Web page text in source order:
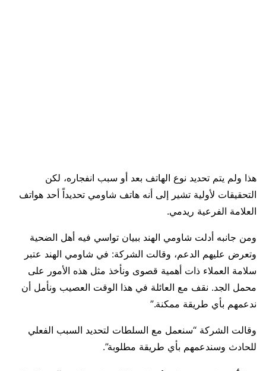
هذا ولم يتم تحديد نوع الهاتف بعد أو سبب انفجاره، لكن
التحقيقات لأولية تشير إلى أنه هاتف شاومي تحديداً أحد هواتف
العلامة الفرعية ريدمي.
ومن جانبه أدلت شاومي الهند ببيان تواسي فيه أهل الضحية
وتعرض عليهم الدعم، وقالت الشركة: في شاومي الهند عتبر
سلامة العملاء ذات أهمية قصوى ونأخذ مثل هذه الأمور على
محمل الجد. نقف مع العائلة في هذا الوقت العصيب ونأمل أن
ندعمهم بأي طريقة ممكنة.”
وقالت الشركة “سنعمل مع السلطات لتحديد السبب الفعلي
للحادث وسندعمهم بأي طريقة مطلوبة”.